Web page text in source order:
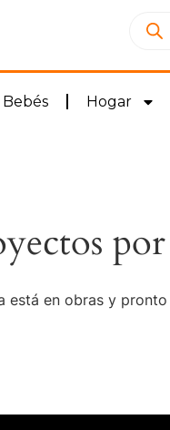
Bebés Hogar
está en obras y